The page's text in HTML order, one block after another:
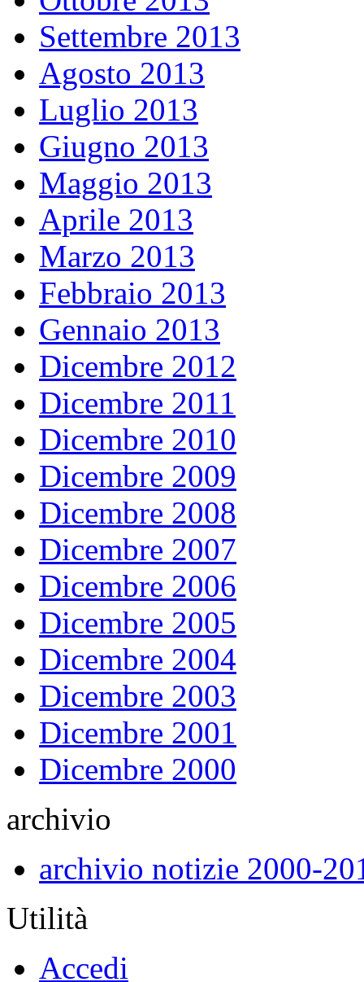
Settembre 2013
Agosto 2013
Luglio 2013
Giugno 2013
Maggio 2013
Aprile 2013
Marzo 2013
Febbraio 2013
Gennaio 2013
Dicembre 2012
Dicembre 2011
Dicembre 2010
Dicembre 2009
Dicembre 2008
Dicembre 2007
Dicembre 2006
Dicembre 2005
Dicembre 2004
Dicembre 2003
Dicembre 2001
Dicembre 2000
archivio
archivio notizie 2000-
Utilità
Accedi